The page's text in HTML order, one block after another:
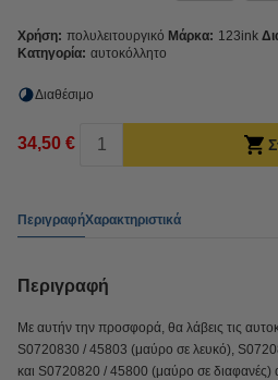
Χρήση: πολυλειτουργικό Μάρκα: 123ink
Κατηγορία: αυτοκόλλητο
Διαθέσιμο
34,50 €
ΠεριγραφήΧαρακτηριστικά
Περιγραφή
Με αυτήν την προσφορά, θα λάβεις τις
S0720830 / 45803 (μαύρο σε λευκό),
και S0720820 / 45800 (μαύρο σε